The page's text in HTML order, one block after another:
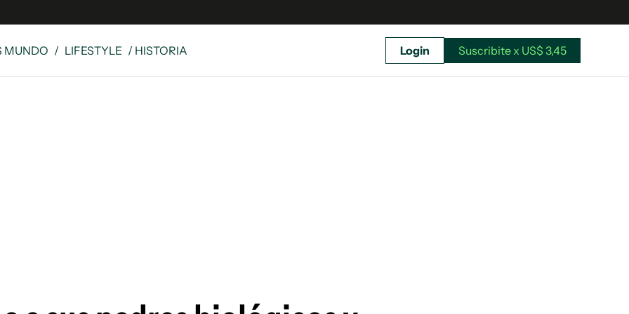
MUNDO / LIFESTYLE / HISTORIA Login Suscribite x US$ 3,45